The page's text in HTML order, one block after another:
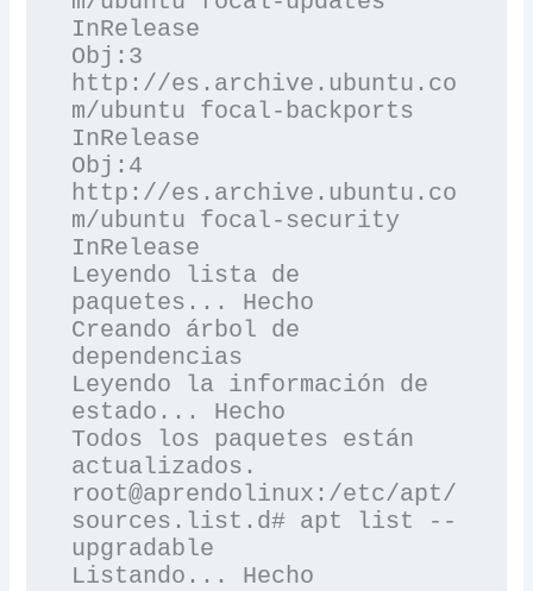
InRelease
Obj:3
http://es.archive.ubuntu.co
m/ubuntu focal-backports
InRelease
Obj:4
http://es.archive.ubuntu.co
m/ubuntu focal-security
InRelease
Leyendo lista de
paquetes... Hecho
Creando árbol de
dependencias
Leyendo la información de
estado... Hecho
Todos los paquetes están
actualizados.
root@aprendolinux:/etc/apt/
sources.list.d# apt list --
upgradable
Listando... Hecho